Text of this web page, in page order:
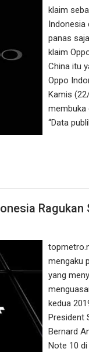
klaim
Indonesia
panas
klaim
China itu
Oppo
Kamis
membuka
“Data
Ragukan
mengaku
yang
kedua
President
Bernard
Note 10